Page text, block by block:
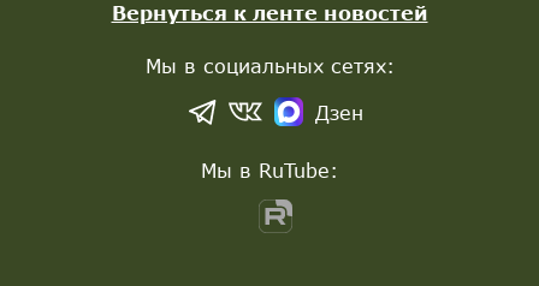
Вернуться к ленте новостей
Мы в социальных сетях:
Дзен
Мы в RuTube: